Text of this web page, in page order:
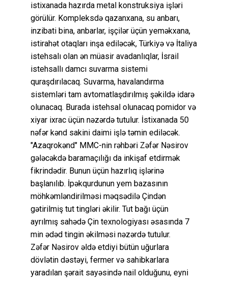
istixanada hazırda metal konstruksiya işləri
görülür. Kompleksdə qazanxana, su anbarı,
inzibati bina, anbarlar, işçilər üçün yeməkxana,
istirahət otaqları inşa ediləcək, Türkiyə və İtaliya
istehsalı olan ən müasir avadanlıqlar, İsrail
istehsallı damcı suvarma sistemi
quraşdırılacaq. Suvarma, havalandırma
sistemləri tam avtomatlaşdırılmış şəkildə idarə
olunacaq. Burada istehsal olunacaq pomidor və
xiyar ixrac üçün nəzərdə tutulur. İstixanada 50
nəfər kənd sakini daimi işlə təmin ediləcək.
"Azaqrokənd" MMC-nin rəhbəri Zəfər Nəsirov
gələcəkdə baramaçılığı da inkişaf etdirmək
fikrindədir. Bunun üçün hazırlıq işlərinə
başlanılıb. İpəkqurdunun yem bazasının
möhkəmləndirilməsi məqsədilə Çindən
gətirilmiş tut tingləri əkilir. Tut bağı üçün
ayrılmış sahədə Çin texnologiyası əsasında 7
min ədəd tingin əkilməsi nəzərdə tutulur.
Zəfər Nəsirov əldə etdiyi bütün uğurlara
dövlətin dəstəyi, fermer və sahibkarlara
yaradılan şərait sayəsində nail olduğunu, eyni